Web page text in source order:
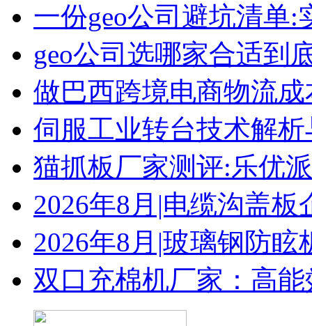
一份geo公司避坑清单
geo公司选哪家合适到
做巴西跨境电商物流
伺服工业转台技术解
猫抓板厂家测评:乐优
2026年8月|电缆沟盖板
2026年8月|玻璃钢防眩
双口充棉机厂家：高